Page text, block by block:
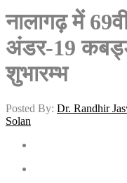
नालागढ़ में
अंडर-19
शुभारम्भ
Posted By: Dr. Randhir
Solan